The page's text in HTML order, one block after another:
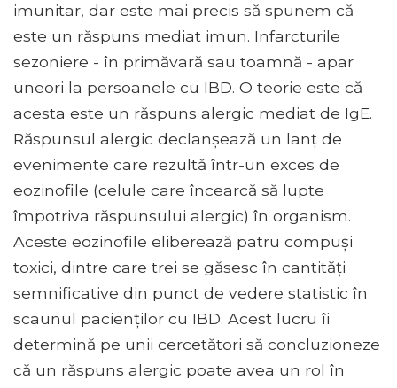
imunitar, dar este mai precis să spunem că
este un răspuns mediat imun. Infarcturile
sezoniere - în primăvară sau toamnă - apar
uneori la persoanele cu IBD. O teorie este că
acesta este un răspuns alergic mediat de IgE.
Răspunsul alergic declanșează un lanț de
evenimente care rezultă într-un exces de
eozinofile (celule care încearcă să lupte
împotriva răspunsului alergic) în organism.
Aceste eozinofile eliberează patru compuși
toxici, dintre care trei se găsesc în cantități
semnificative din punct de vedere statistic în
scaunul pacienților cu IBD. Acest lucru îi
determină pe unii cercetători să concluzioneze
că un răspuns alergic poate avea un rol în